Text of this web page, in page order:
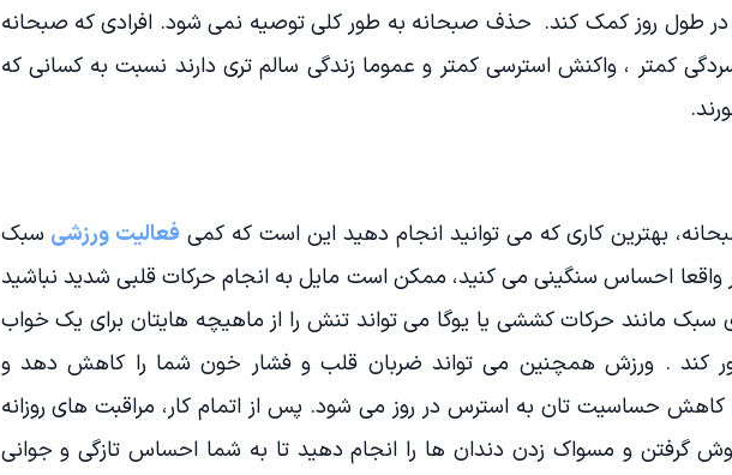
در طول روز کمک کند. حذف صبحانه به طور کلی توصیه نمی شود. افرادی که صبحانه
کمتر ، واکنش استرسی کمتر و عموما زندگی سالم تری دارند نسبت به کسانی که
بهترین کاری که می توانید انجام دهید این است که کمی فعالیت ورزشی سبک
واقعا احساس سنگینی می کنید، ممکن است مایل به انجام حرکات قلبی شدید نباشید
سبک مانند حرکات کششی یا یوگا می تواند تنش را از ماهیچه هایتان برای یک خواب
کند . ورزش همچنین می تواند ضربان قلب و فشار خون شما را کاهش دهد و
حساسیت تان به استرس در روز می شود. پس از اتمام کار، مراقبت های روزانه
گرفتن و مسواک زدن دندان ها را انجام دهید تا به شما احساس تازگی و جوانی